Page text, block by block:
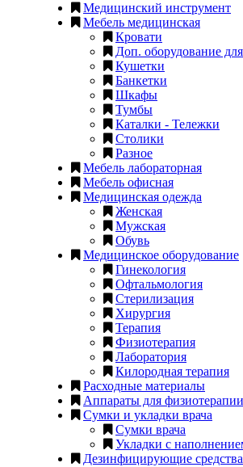
Медицинский инструмент
Мебель медицинская
Кровати
Доп. оборудование
Кушетки
Банкетки
Шкафы
Тумбы
Каталки - Тележки
Столики
Разное
Мебель лабораторная
Мебель офисная
Медицинская одежда
Женская
Мужская
Обувь
Медицинское оборудование
Гинекология
Офтальмология
Стерилизация
Хирургия
Терапия
Физиотерапия
Лаборатория
Килородная терапия
Расходные материалы
Аппараты для физиотерапии
Сумки и укладки врача
Сумки врача
Укладки с
Дезинфицирующие средства